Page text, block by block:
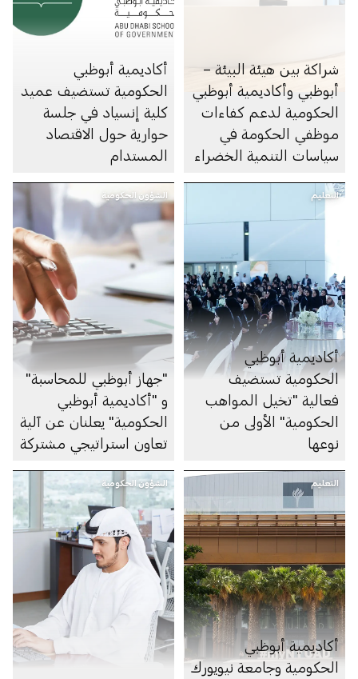
شراكة بين هيئة البيئة –
أبوظبي وأكاديمية أبوظبي
الحكومية لدعم كفاءات
موظفي الحكومة في
سياسات التنمية الخضراء
أكاديمية أبوظبي
الحكومية تستضيف عميد
كلية إنسياد في جلسة
حوارية حول الاقتصاد
المستدام
التعليم
أكاديمية أبوظبي
الحكومية تستضيف
فعالية "تخيل المواهب
الحكومية" الأولى من
نوعها
الشؤون الحكومية
"جهاز أبوظبي للمحاسبة"
و "أكاديمية أبوظبي
الحكومية" يعلنان عن آلية
تعاون استراتيجي مشتركة
التعليم
أكاديمية أبوظبي
الحكومية وجامعة نيويورك
الشؤون الحكومية